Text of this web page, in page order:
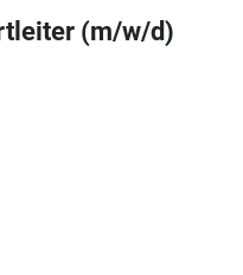
(m/w/d)